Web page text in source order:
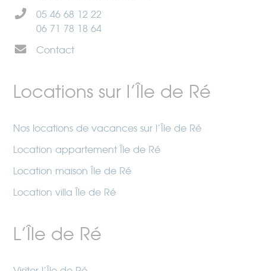
05 46 68 12 22
06 71 78 18 64
Contact
Locations sur l’Île de Ré
Nos locations de vacances sur l’Île de Ré
Location appartement Île de Ré
Location maison Île de Ré
Location villa Île de Ré
L’Île de Ré